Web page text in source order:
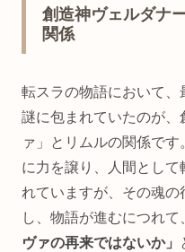
創造神ヴェルダナ
関係
転スラの物語において
謎に包まれていたのが
ァ」とリムルの関係で
に力を譲り、人間として
れていますが、その魂
し、物語が進むにつれて
ヴァの再来ではないか」